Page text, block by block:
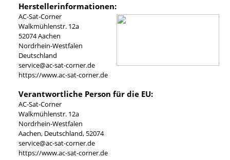
Herstellerinformationen:
AC-Sat-Corner
Walkmühlenstr. 12a
52074 Aachen
Nordrhein-Westfalen
Deutschland
service@ac-sat-corner.de
https://www.ac-sat-corner.de
Verantwortliche Person für die EU:
AC-Sat-Corner
Walkmühlenstr. 12a
Nordrhein-Westfalen
Aachen, Deutschland, 52074
service@ac-sat-corner.de
https://www.ac-sat-corner.de